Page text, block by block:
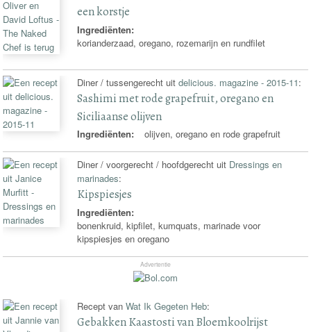
een korstje
Ingrediënten:
korianderzaad, oregano, rozemarijn en rundfilet
Diner / tussengerecht uitdelicious. magazine - 2015-11:
Sashimi met rode grapefruit, oregano en
Siciliaanse olijven
Ingrediënten: olijven, oregano en rode grapefruit
Diner / voorgerecht / hoofdgerecht uit Dressings en
marinades:
Kipspiesjes
Ingrediënten:
bonenkruid, kipfilet, kumquats, marinade voor
kipspiesjes en oregano
Advertentie
Recept vanWat Ik Gegeten Heb:
Gebakken Kaastosti van Bloemkoolrijst